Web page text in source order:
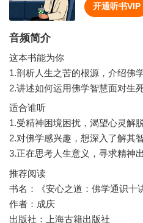
开通听书VIP
音频简介
这本书能为你
1.剖析人生之苦的根源，介绍佛
2.讲述如何运用佛学智慧面对生
适合谁听
1.受精神困境困扰，渴望心灵解
2.对佛学感兴趣，想深入了解其
3.正在思考人生意义，寻求精神
推荐阅读
书名：《安心之道：佛学通识十
作者：成庆
出版社：上海古籍出版社